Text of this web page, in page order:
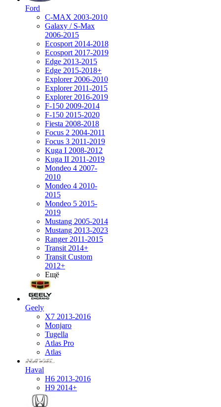
Ford
C-MAX 2003-2010
Galaxy / S-Max
2006-2015
Ecosport 2014-2018
Ecosport 2017-2019
Edge 2013-2015
Edge 2015-2018+
Explorer 2006-2010
Explorer 2011-2015
Explorer 2016-2019
F-150 2009-2014
F-150 2015-2020
Fiesta 2008-2018
Focus 2 2004-2011
Focus 3 2011-2019
Kuga I 2008-2012
Kuga II 2011-2019
Mondeo 4 2007-
2010
Mondeo 4 2010-
2015
Mondeo 5 2015-
2019
Mustang 2005-2014
Mustang 2013-2023
Ranger 2011-2015
Transit 2014+
Transit Custom
2012+
Ещё
Geely
X7 2013-2016
Monjaro
Tugella
Atlas Pro
Atlas
Haval
H6 2013-2016
H9 2014+